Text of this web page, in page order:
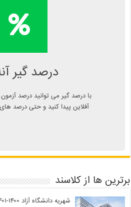
درصد گیر
با درصد گیر می توانید درصد
آفلاین پیدا کنید و حتی درصد
محاسبه آنلاین درصد
اپلیکیشن درصد
برترین ها از کلاسند
شهریه دانشگاه آزاد ۱۴۰۰-۱۴۰۱ کارشناسی، ارشد و دکتری